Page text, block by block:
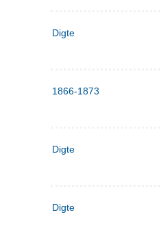
Digte
1866-1873
Digte
Digte